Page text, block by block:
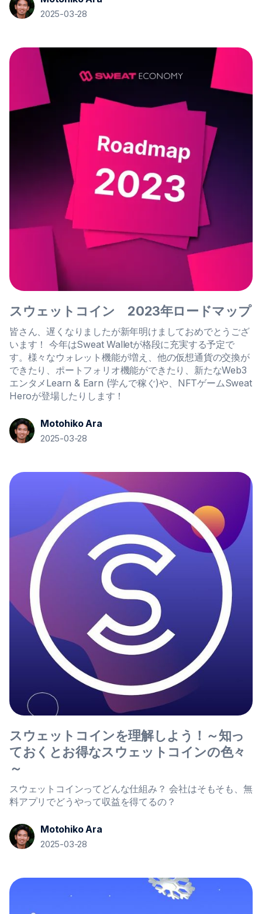
2025-03-28
スウェットコイン 2023年ロードマップ
皆さん、遅くなりましたが新年明けましておめでとうござ
います！ 今年はSweat Walletが格段に充実する予定で
す。様々なウォレット機能が増え、他の仮想通貨の交換が
できたり、ポートフォリオ機能ができたり、新たなWeb3
エンタメLearn & Earn (学んで稼ぐ)や、NFTゲームSweat
Heroが登場したりします！
Motohiko Ara
2025-03-28
スウェットコインを理解しよう！～知っ
ておくとお得なスウェットコインの色々
～
スウェットコインってどんな仕組み？ 会社はそもそも、無
料アプリでどうやって収益を得てるの？
Motohiko Ara
2025-03-28